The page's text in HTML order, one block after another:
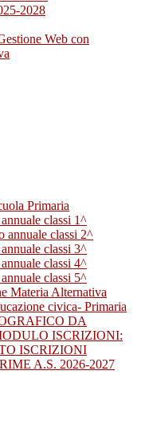
2028
Web con
Primaria
classi 1^
annuale classi 2^
classi 3^
classi 4^
classi 5^
Materia Alternativa
civica- Primaria
DA
ISCRIZIONI:
ISCRIZIONI
A.S. 2026-2027